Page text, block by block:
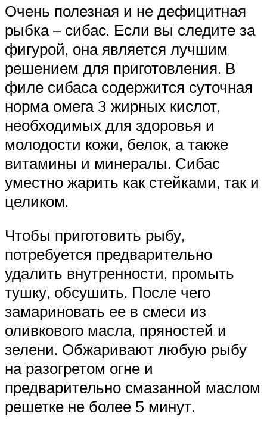
Очень полезная и не дефицитная
рыбка – сибас. Если вы следите за
фигурой, она является лучшим
решением для приготовления. В
филе сибаса содержится суточная
норма омега 3 жирных кислот,
необходимых для здоровья и
молодости кожи, белок, а также
витамины и минералы. Сибас
уместно жарить как стейками, так и
целиком.
Чтобы приготовить рыбу,
потребуется предварительно
удалить внутренности, промыть
тушку, обсушить. После чего
замариновать ее в смеси из
оливкового масла, пряностей и
зелени. Обжаривают любую рыбу
на разогретом огне и
предварительно смазанной маслом
решетке не более 5 минут.